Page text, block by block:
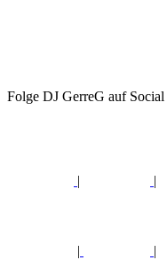
Folge DJ GerreG auf
| |
| |